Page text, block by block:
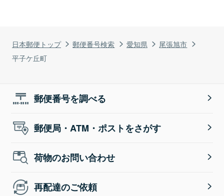
日本郵便トップ 郵便番号検索 愛知県
尾張旭市
平子ケ丘町
郵便番号を調べる
郵便局・ATM・ポストをさがす
荷物のお問い合わせ
再配達のご依頼